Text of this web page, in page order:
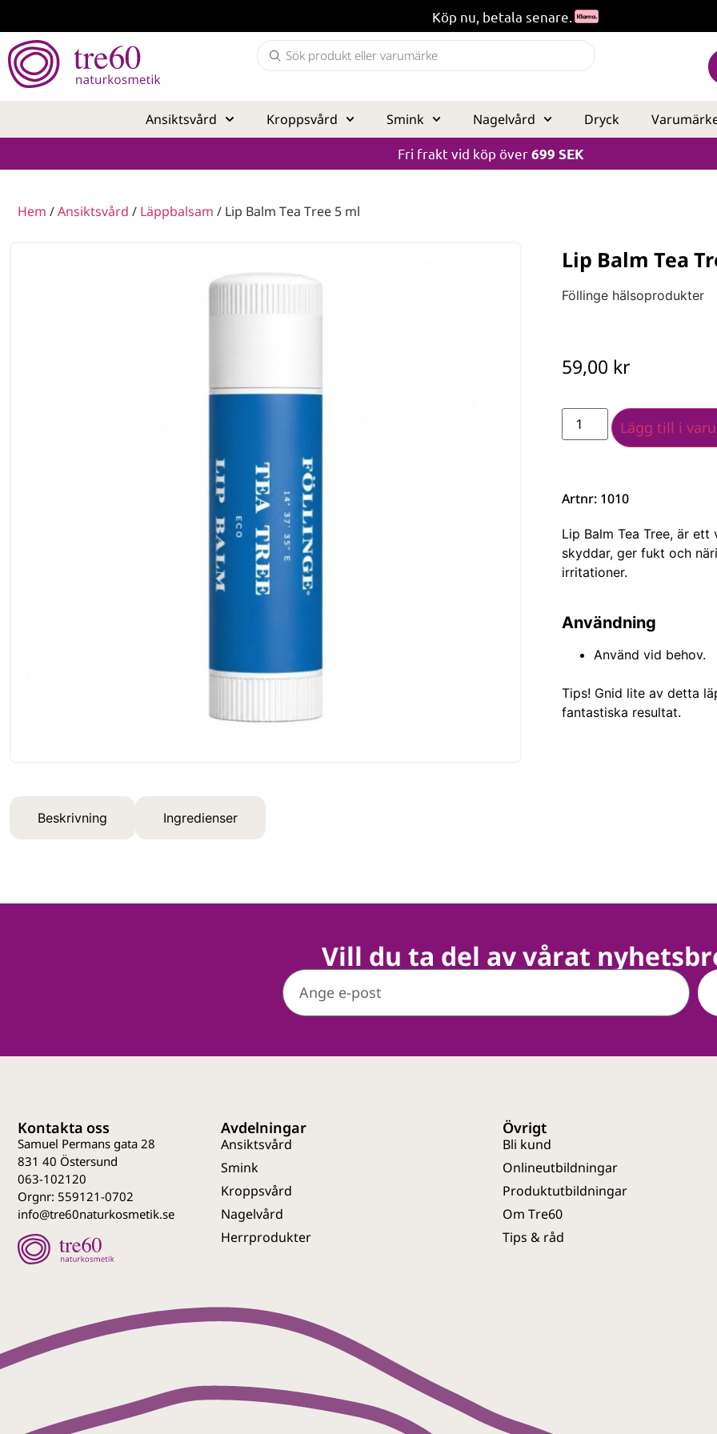
Köp nu, betala senare.
Ansiktsvård Kroppsvård Smink Nagelvård Dryck
Fri frakt vid köp över699 SEK
Hem /Ansiktsvård / Läppbalsam / Lip Balm Tea Tree 5 ml
Lip Balm Tea
Föllinge hälsoprodukter
59,00 kr
Lägg till i
Artnr: 1010
Lip Balm Tea Tree, är
skyddar, ger fukt och
irritationer.
Användning
Använd vid behov.
Tips! Gnid lite av detta
fantastiska resultat.
Beskrivning Ingredienser
Vill du ta del av vårat
Kontakta oss
Samuel Permans gata 28
831 40 Östersund
063-102120
Orgnr: 559121-0702
info@tre60naturkosmetik.se
Avdelningar
Ansiktsvård
Smink
Kroppsvård
Nagelvård
Herrprodukter
Övrigt
Bli kund
Onlineutbildningar
Produktutbildningar
Om Tre60
Tips & råd